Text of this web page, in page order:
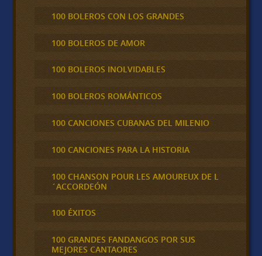
100 BOLEROS CON LOS GRANDES
100 BOLEROS DE AMOR
100 BOLEROS INOLVIDABLES
100 BOLEROS ROMÁNTICOS
100 CANCIONES CUBANAS DEL MILENIO
100 CANCIONES PARA LA HISTORIA
100 CHANSON POUR LES AMOUREUX DE L
´ACCORDEÓN
100 ÉXITOS
100 GRANDES FANDANGOS POR SUS
MEJORES CANTAORES